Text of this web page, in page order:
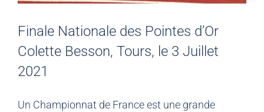
Finale Nationale des Pointes d’Or
Colette Besson, Tours, le 3 Juillet
2021
Un Championnat de France est une grande